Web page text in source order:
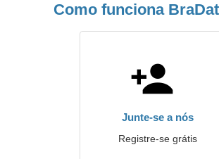
Como funciona
Junte-se a nós
Registre-se grátis